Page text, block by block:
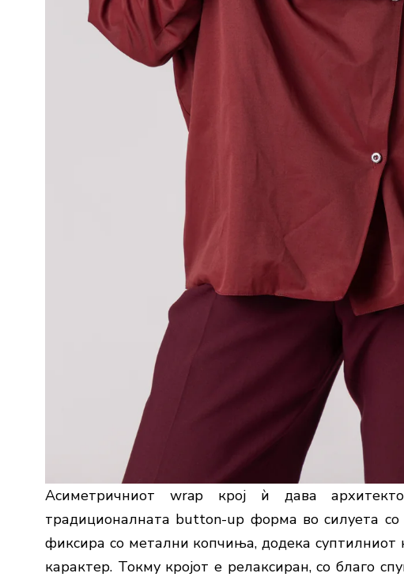
Асиметричниот wrap крој ѝ дава
традиционалната button-up форма во силуета
фиксира со метални копчиња, додека суптилниот
карактер. Токму кројот е релаксиран, со благо